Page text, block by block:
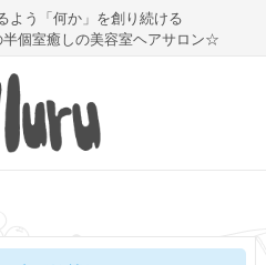
よう「何か」を創り続ける
個室癒しの美容室ヘアサロン☆